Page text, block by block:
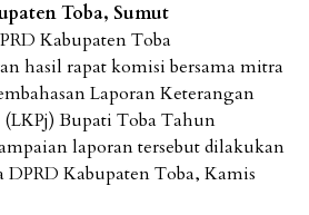
Toba, Sumut
Kabupaten Toba
hasil rapat komisi bersama mitra
Laporan Keterangan
Bupati Toba Tahun
laporan tersebut dilakukan
Kabupaten Toba, Kamis